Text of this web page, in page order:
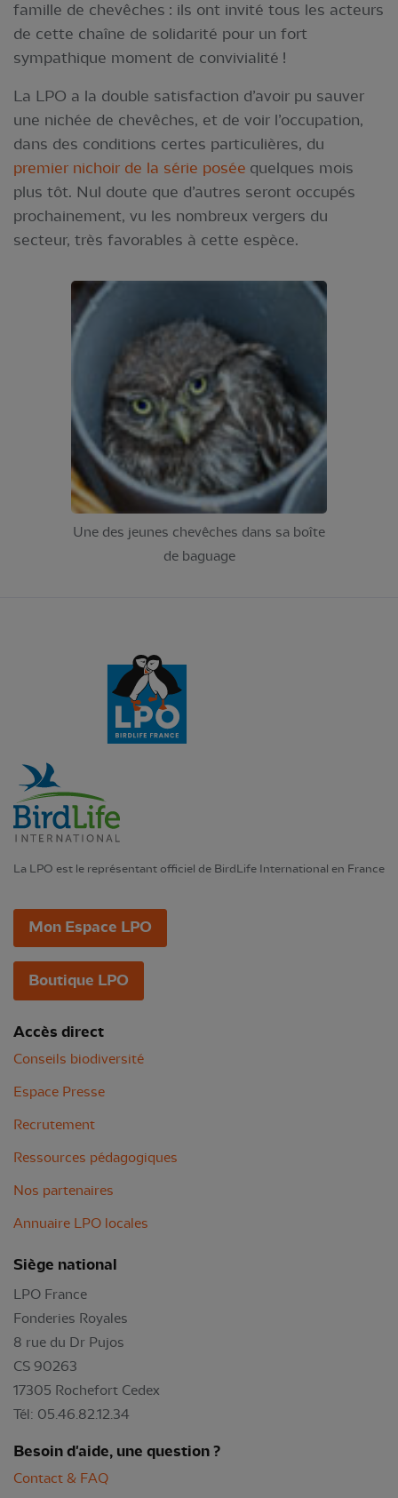
famille de chevêches : ils ont invité tous les acteurs
de cette chaîne de solidarité pour un fort
sympathique moment de convivialité !
La LPO a la double satisfaction d’avoir pu sauver
une nichée de chevêches, et de voir l’occupation,
dans des conditions certes particulières, du
premier nichoir de la série posée quelques mois
plus tôt. Nul doute que d’autres seront occupés
prochainement, vu les nombreux vergers du
secteur, très favorables à cette espèce.
Une des jeunes chevêches dans sa boîte
de baguage
La LPO est le représentant officiel de BirdLife International en France
Mon Espace LPO
Boutique LPO
Accès direct
Conseils biodiversité
Espace Presse
Recrutement
Ressources pédagogiques
Nos partenaires
Annuaire LPO locales
Siège national
LPO France
Fonderies Royales
8 rue du Dr Pujos
CS 90263
17305 Rochefort Cedex
Tél: 05.46.82.12.34
Besoin d'aide, une question ?
Contact & FAQ